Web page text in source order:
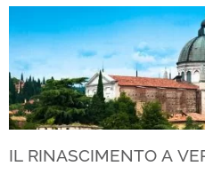
IL RINASCIMENTO A